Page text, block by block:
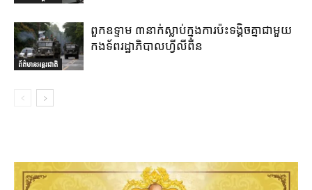
ព័ត៌មានអន្តរជាតិ
ពួកឧទ្ទាម ៣នាក់ស្លាប់ក្នុងការប៉ះទង្គិចគ្នាជាមួយ
កងទ័ពរដ្ឋាភិបាលហ្វីលីពីន